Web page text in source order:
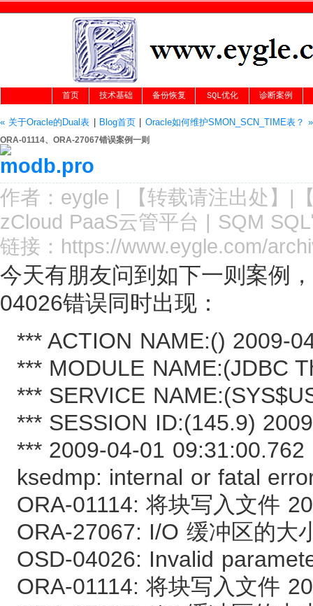
首页 技术基础 备份恢复 SQL优化 诊断案例
« 关于Oracle的Dual表 Blog首页| Oracle如何维护SMON_SCN_TIME表？ »
ORA-01114、ORA-27067错误案例一则
作者： eygle | 【转载请注出处 】|
zCloud PaaS云管平台 | SQM
链接： https://www.eygle.com/
今天有朋友问到如下一则案例
04026错误同时出现：
*** ACTION NAME:() 2009-
*** MODULE NAME:(JDBC
*** SERVICE
*** SESSION ID:(145.9)
*** 2009-04-01 09:31:00.762
ksedmp: internal or fatal
ORA-01114: 将块写入文件
ORA-27067: I/O 缓冲区的大
OSD-04026: Invalid
ORA-01114: 将块写入文件